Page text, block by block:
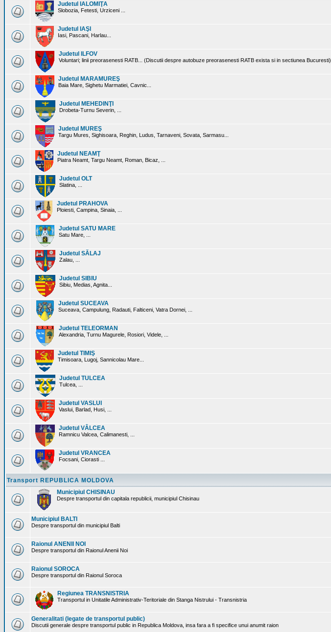
Judetul IALOMIŢA
Slobozia, Fetesti, Urziceni ...
Judetul IAŞI
Iasi, Pascani, Harlau...
Judetul ILFOV
Voluntari; linii preorasenesti RATB... (Discutii despre autobuze preorasenesti RATB exista si in sectiunea Bucuresti)
Judetul MARAMUREŞ
Baia Mare, Sighetu Marmatiei, Cavnic...
Judetul MEHEDINŢI
Drobeta-Turnu Severin, ...
Judetul MUREŞ
Targu Mures, Sighisoara, Reghin, Ludus, Tarnaveni, Sovata, Sarmasu...
Judetul NEAMŢ
Piatra Neamt, Targu Neamt, Roman, Bicaz, ...
Judetul OLT
Slatina, ...
Judetul PRAHOVA
Ploiesti, Campina, Sinaia, ...
Judetul SATU MARE
Satu Mare, ...
Judetul SĂLAJ
Zalau, ...
Judetul SIBIU
Sibiu, Medias, Agnita...
Judetul SUCEAVA
Suceava, Campulung, Radauti, Falticeni, Vatra Dornei, ...
Judetul TELEORMAN
Alexandria, Turnu Magurele, Rosiori, Videle, ...
Judetul TIMIŞ
Timisoara, Lugoj, Sannicolau Mare...
Judetul TULCEA
Tulcea, ...
Judetul VASLUI
Vaslui, Barlad, Husi, ...
Judetul VÂLCEA
Ramnicu Valcea, Calimanesti, ...
Judetul VRANCEA
Focsani, Ciorasti ...
Transport REPUBLICA MOLDOVA
Municipiul CHISINAU
Despre transportul din capitala republicii, municipiul Chisinau
Municipiul BALTI
Despre transportul din municipiul Balti
Raionul ANENII NOI
Despre transportul din Raionul Anenii Noi
Raionul SOROCA
Despre transportul din Raionul Soroca
Regiunea TRANSNISTRIA
Transportul in Unitatile Administrativ-Teritoriale din Stanga Nistrului - Transnistria
Generalitati (legate de transportul public)
Discutii generale despre transportul public in Republica Moldova, insa fara a fi specifice unui anumit raion